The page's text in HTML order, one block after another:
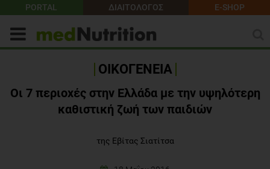
PORTAL ΔΙΑΙΤΟΛΟΓΟΣ E-SHOP
ΟΙΚΟΓΕΝΕΙΑ
Οι 7 περιοχές στην Ελλάδα με την υψηλότερη
καθιστική ζωή των παιδιών
της Εβίτας Σιατίτσα